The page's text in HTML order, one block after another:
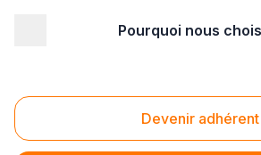
Pourquoi nous
Devenir adhérent
Installation de baie vitrée